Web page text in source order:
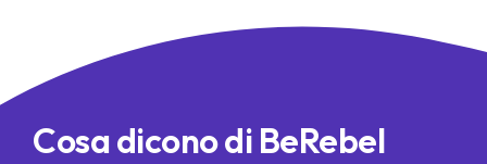
Cosa dicono di BeRebel